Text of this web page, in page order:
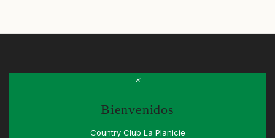
×
Bienvenidos
Country Club La Planicie